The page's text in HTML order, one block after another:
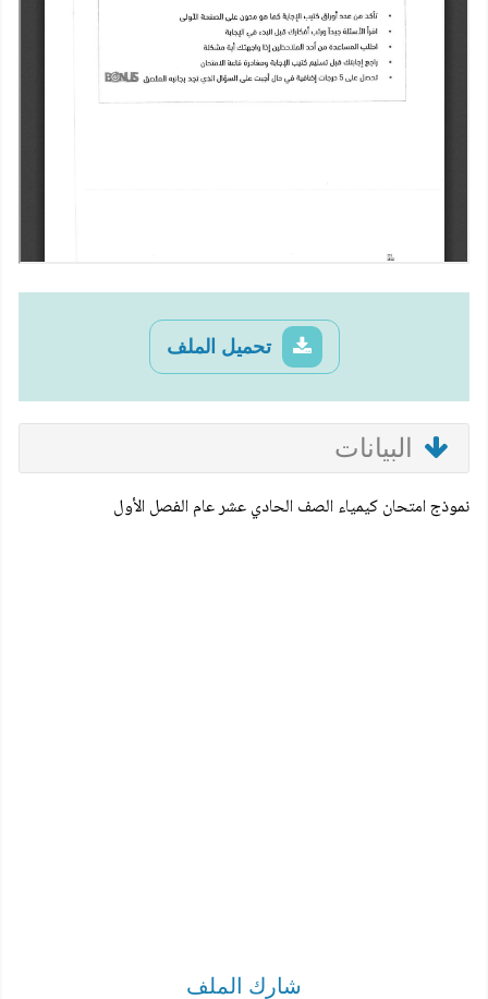
تحميل الملف
البيانات
نموذج امتحان كيمياء الصف الحادي عشر عام الفصل الأول
شارك الملف